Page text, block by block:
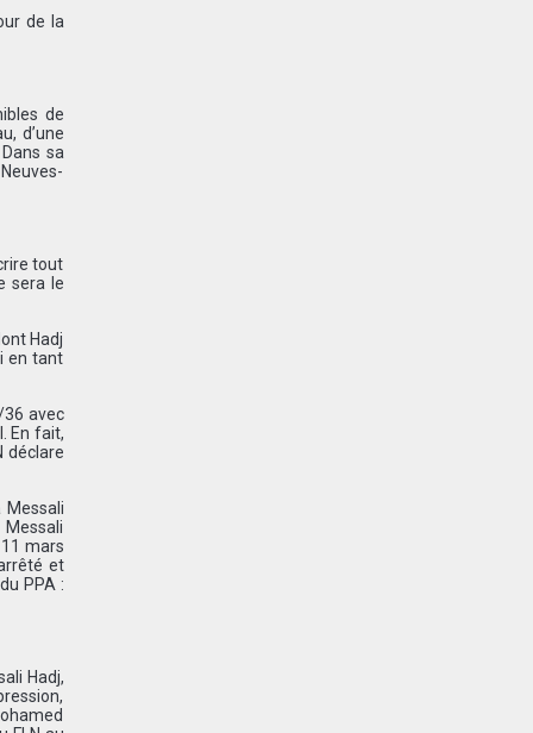
de la
de
d’une
sa
tout
sera le
Hadj
en tant
36 avec
En fait,
déclare
Messali
mars
et
PPA :
Hadj,